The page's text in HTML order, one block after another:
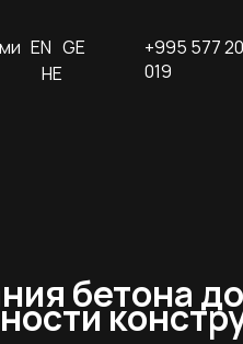
EN GE
HE
+995 577
019
бетона